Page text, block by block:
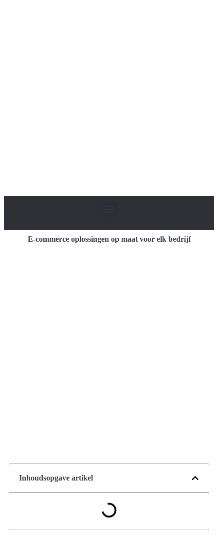
E-commerce oplossingen op maat voor elk bedrijf
Inhoudsopgave artikel